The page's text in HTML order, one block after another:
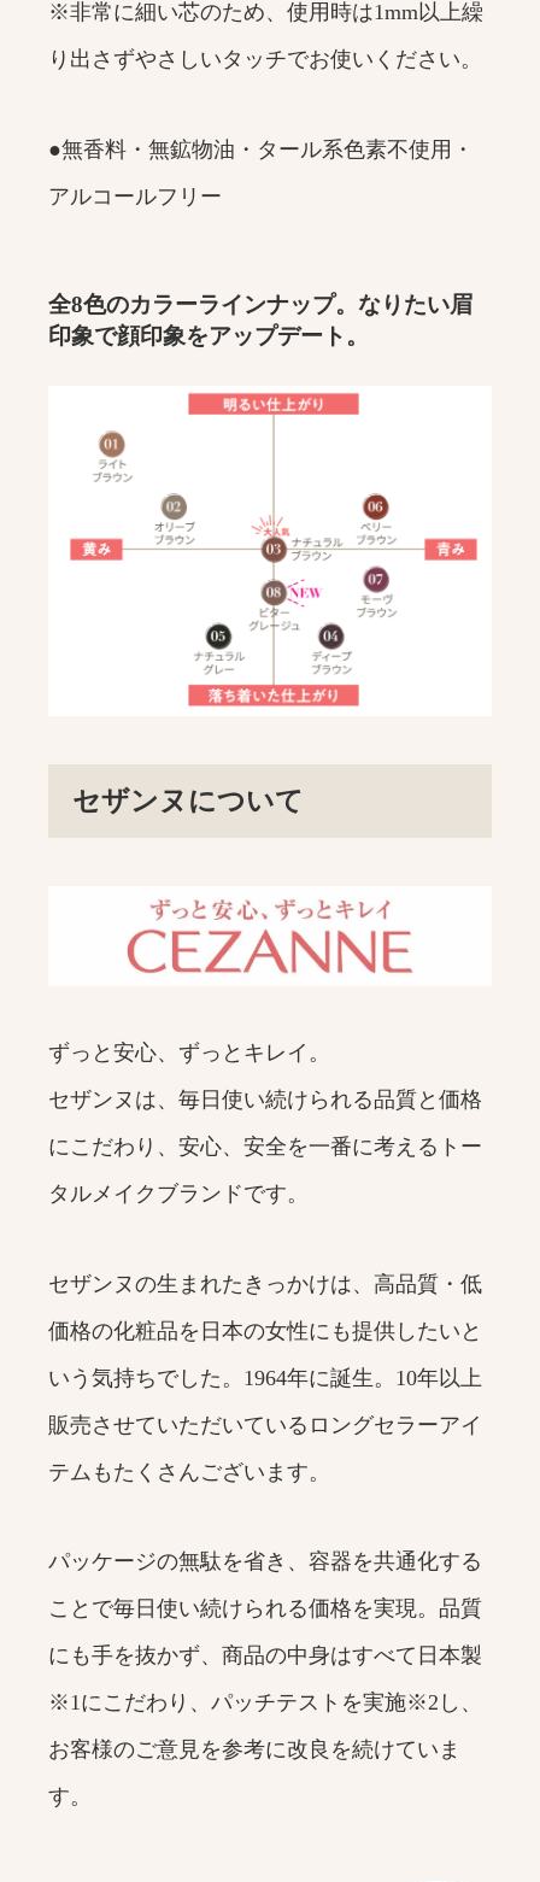
※非常に細い芯のため、使用時は1mm以上繰
り出さずやさしいタッチでお使いください。
●無香料・無鉱物油・タール系色素不使用・
アルコールフリー
全8色のカラーラインナップ。なりたい眉
印象で顔印象をアップデート。
セザンヌについて
ずっと安心、ずっとキレイ。
セザンヌは、毎日使い続けられる品質と価格
にこだわり、安心、安全を一番に考えるトー
タルメイクブランドです。
セザンヌの生まれたきっかけは、高品質・低
価格の化粧品を日本の女性にも提供したいと
いう気持ちでした。1964年に誕生。10年以上
販売させていただいているロングセラーアイ
テムもたくさんございます。
パッケージの無駄を省き、容器を共通化する
ことで毎日使い続けられる価格を実現。品質
にも手を抜かず、商品の中身はすべて日本製
※1にこだわり、パッチテストを実施※2し、
お客様のご意見を参考に改良を続けていま
す。